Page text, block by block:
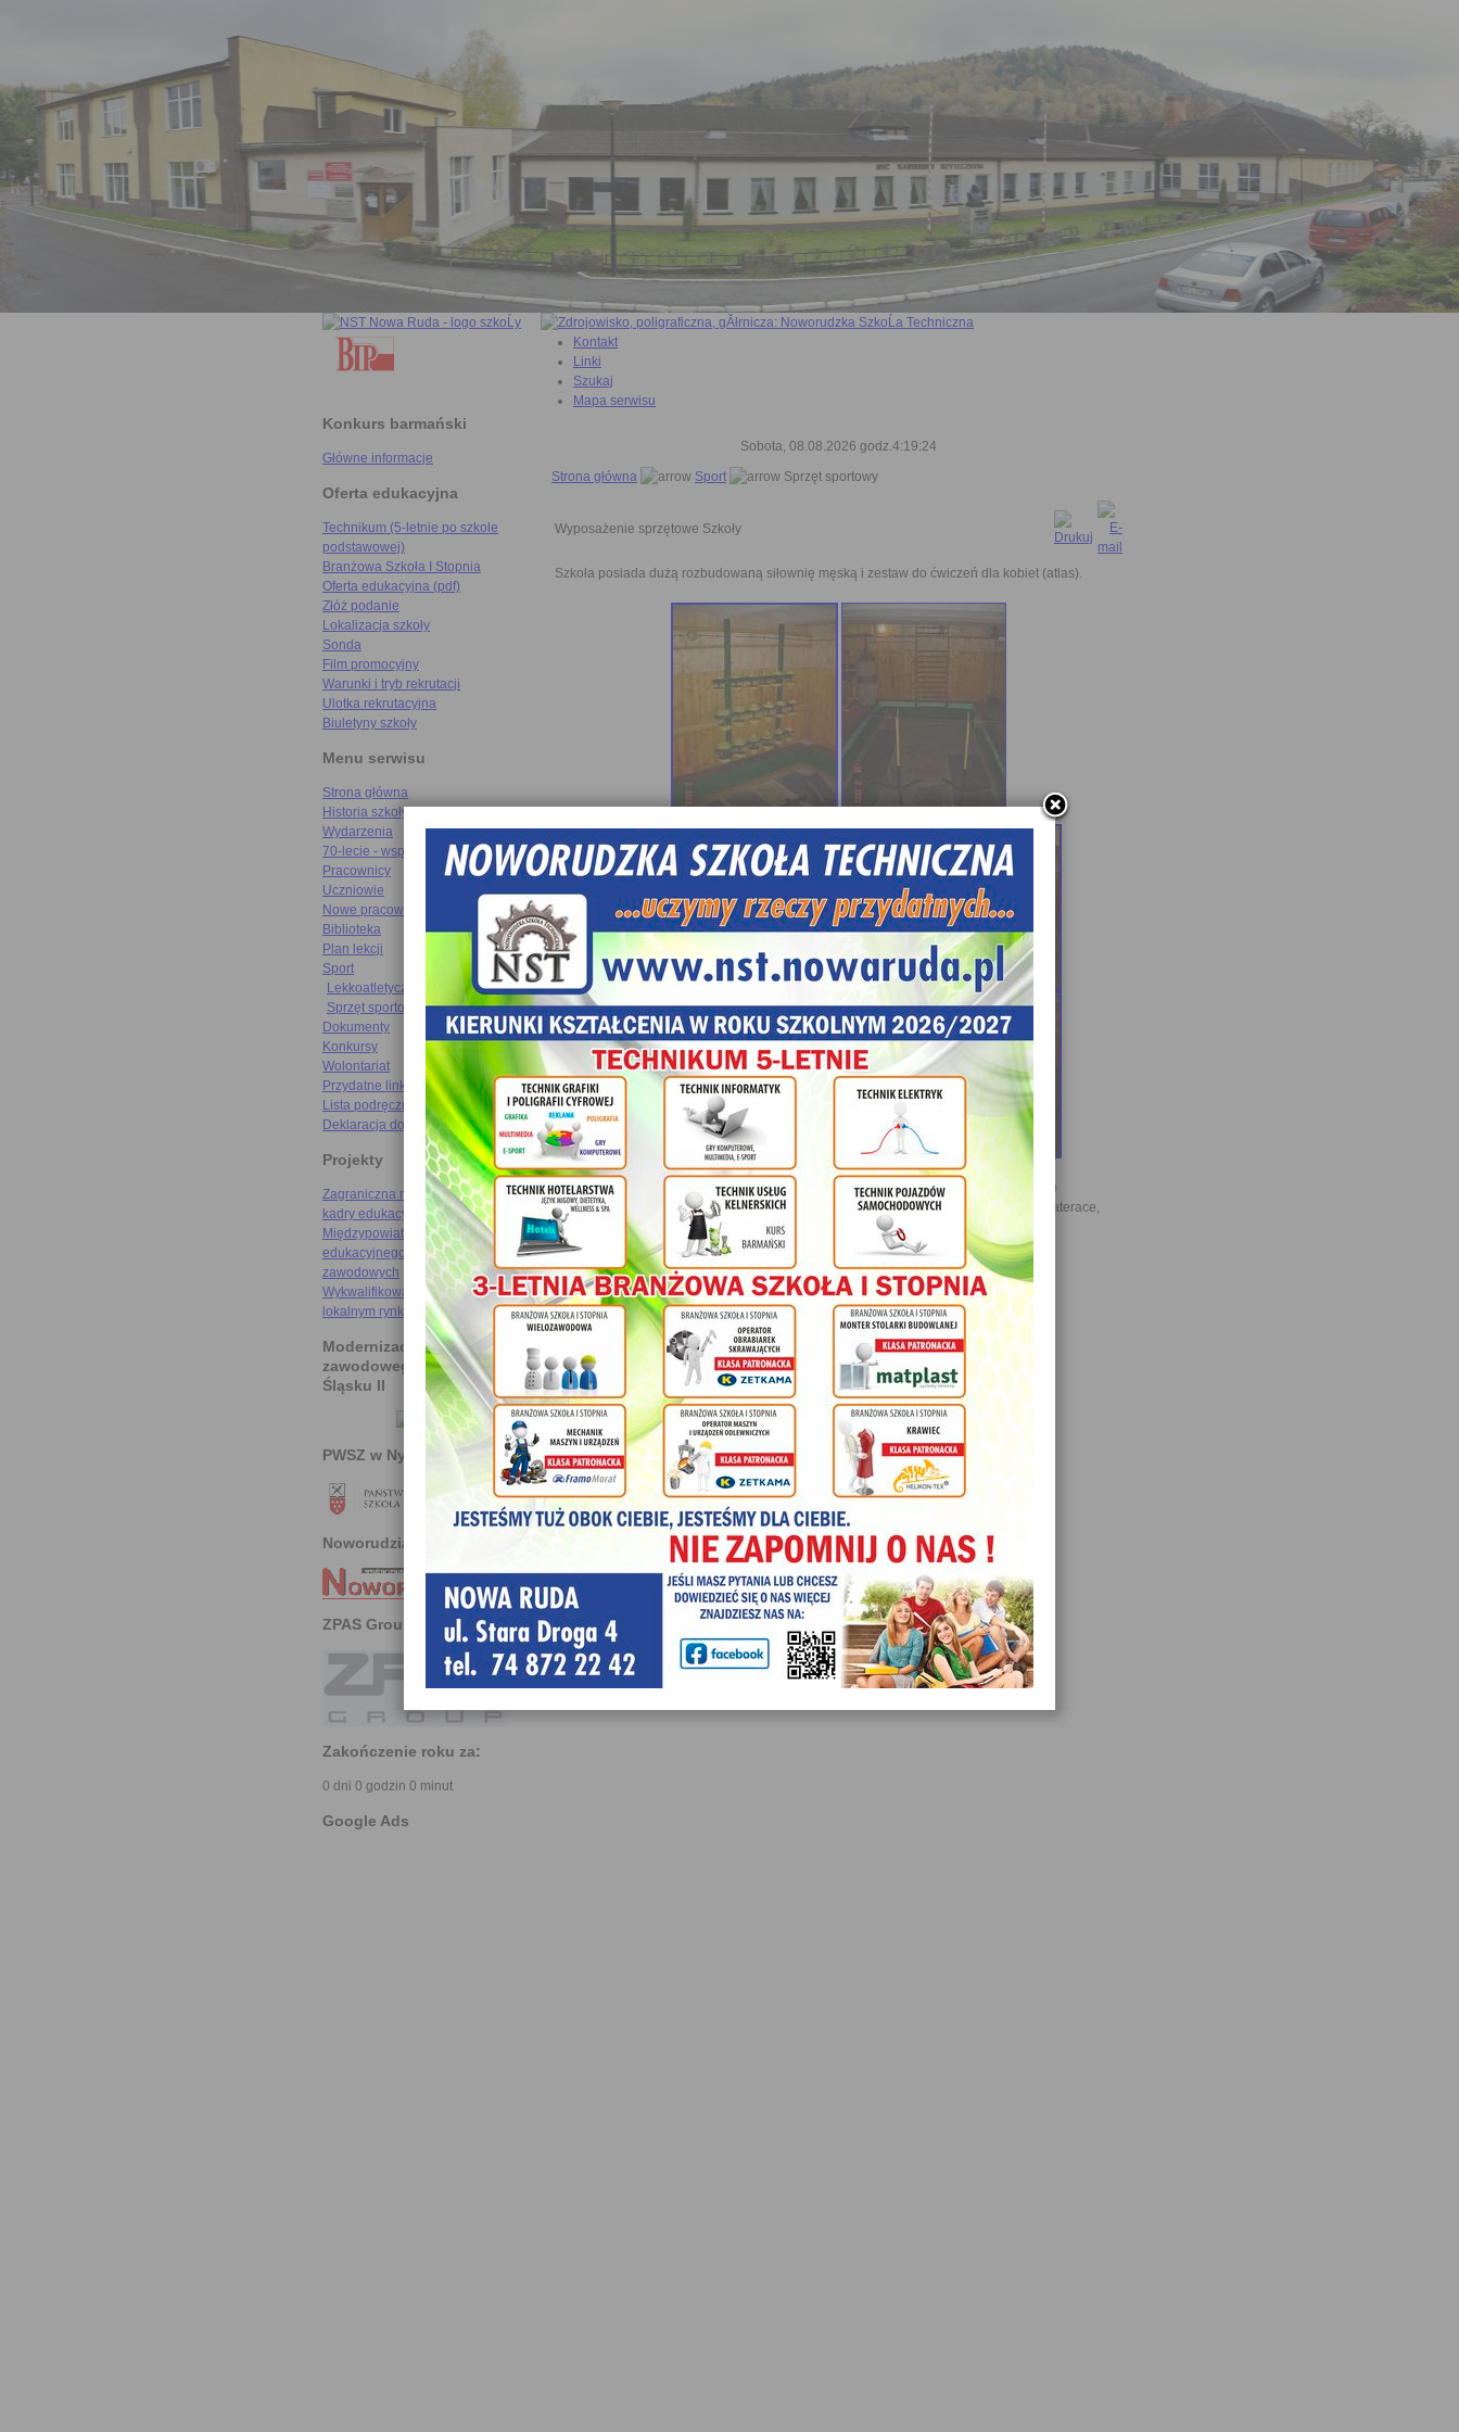
Konkurs barmański
Główne informacje
Oferta edukacyjna
Technikum (5-letnie po szkole
podstawowej)
Branżowa Szkoła I Stopnia
Oferta edukacyjna (pdf)
Złóż podanie
Lokalizacja szkoły
Sonda
Film promocyjny
Warunki i tryb rekrutacji
Ulotka rekrutacyjna
Biuletyny szkoły
Menu serwisu
Strona główna
Historia szkoły
Wydarzenia
70-lecie - wspomnienia
Pracownicy
Uczniowie
Nowe pracownie
Biblioteka
Plan lekcji
Sport
Lekkoatletyczne rekordy
Sprzęt sportowy
Dokumenty
Konkursy
Wolontariat
Przydatne linki
Lista podręczników
Deklaracja dostępności
Projekty
Zagraniczna mobilność szkolnej
kadry edukacyjnej
Międzypowiatowa droga do
edukacyjnego sukcesu szkół
zawodowych
Wykwalifikowani rzemieślnicy na
lokalnym rynku pracy
Modernizacja kształcenia
zawodowego na Dolnym
Śląsku II
PWSZ w Nysie
Noworudzianin
ZPAS Group
Zakończenie roku za:
0 dni 0 godzin 0 minut
Google Ads
Kontakt
Linki
Szukaj
Mapa serwisu
Sobota, 08.08.2026 godz.4:19:25
Strona główna
Sport Sprzęt sportowy
Wyposażenie sprzętowe Szkoły
Szkoła posiada dużą rozbudowaną siłownię męską i zestaw do ćwiczeń dla kobiet (atlas).
Ma również do swojej dyspozycji pełnowymiarowy stadion sportowy z trybunami, salę
gimnastyczną wyposażoną w kosze, drabinki, ścianę płaczu, drążki gimnastyczne, materace,
stoły do tenisa stołowego.